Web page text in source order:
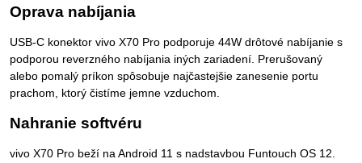
Oprava nabíjania
USB-C konektor vivo X70 Pro podporuje 44W drôtové nabíjanie s
podporou reverzného nabíjania iných zariadení. Prerušovaný
alebo pomalý príkon spôsobuje najčastejšie zanesenie portu
prachom, ktorý čistíme jemne vzduchom.
Nahranie softvéru
vivo X70 Pro beží na Android 11 s nadstavbou Funtouch OS 12.